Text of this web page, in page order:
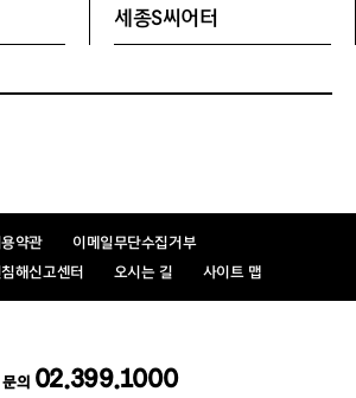
신부 또는 다자녀 우대카드 소지자 본인 포
매까지 적용
지방자치단체에서 발급한 다자녀 우대카
다자녀우대카드
인 할인
세종S씨어터
약관
이메일무단수집거부
해신고센터 오시는 길 사이트 맵
의 02.399.1000